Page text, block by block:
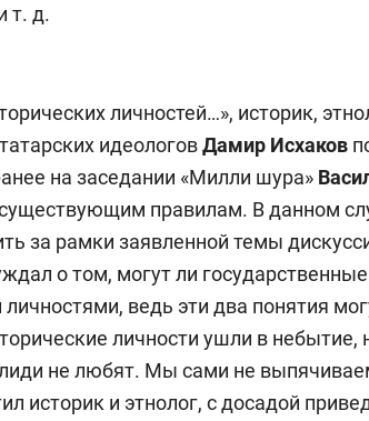
т. д.
личностей…», историк,
идеологовДамир Исхаков
на заседании «Милли шура»
правилам. В данном
за рамки заявленной темы
о том, могут ли
ведь эти два понятия
личности ушли в небытие,
не любят. Мы сами не
историк и этнолог, с досадой